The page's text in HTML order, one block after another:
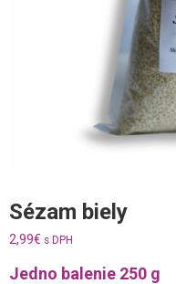
Sézam biely
2,99€ s DPH
Jedno balenie 250 g